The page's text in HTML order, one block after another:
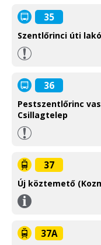
35
Szentlőrinci úti
36
Pestszentlőrinc
Csillagtelep
37
Új köztemető
Információ
Information
37A